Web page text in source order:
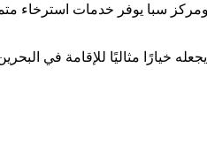
ومركز سبا يوفر خدمات استرخاء
خيارًا مثاليًا للإقامة في